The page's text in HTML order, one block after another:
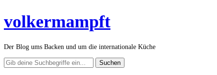
volkermampft
Der Blog ums Backen und um die internationale Küche